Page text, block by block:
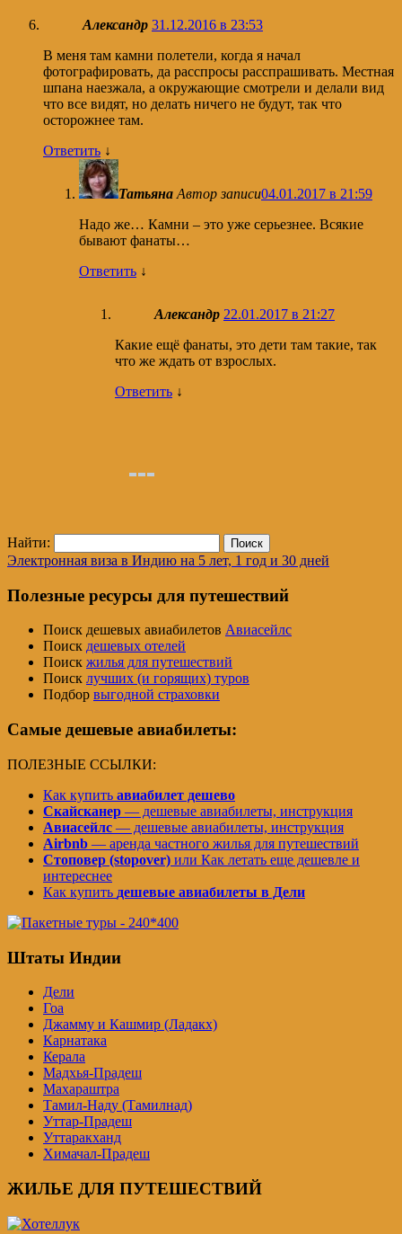
Александр 31.12.2016 в 23:53
В меня там камни полетели, когда я начал
фотографировать, да расспросы расспрашивать. Местная
шпана наезжала, а окружающие смотрели и делали вид
что все видят, но делать ничего не будут, так что
осторожнее там.
Ответить ↓
Татьяна Автор записи04.01.2017 в 21:59
Надо же… Камни – это уже серьезнее. Всякие
бывают фанаты…
Ответить ↓
Александр 22.01.2017 в 21:27
Какие ещё фанаты, это дети там такие, так
что же ждать от взрослых.
Ответить ↓
Найти:
Электронная виза в Индию на 5 лет, 1 год и 30 дней
Полезные ресурсы для путешествий
Поиск дешевых авиабилетов Авиасейлс
Поиск дешевых отелей
Поиск жилья для путешествий
Поиск лучших (и горящих) туров
Подбор выгодной страховки
Самые дешевые авиабилеты:
ПОЛЕЗНЫЕ ССЫЛКИ:
Как купить авиабилет дешево
Скайсканер — дешевые авиабилеты, инструкция
Авиасейлс — дешевые авиабилеты, инструкция
Airbnb — аренда частного жилья для путешествий
Стоповер (stopover) или Как летать еще дешевле и
интереснее
Как купить дешевые авиабилеты в Дели
Штаты Индии
Дели
Гоа
Джамму и Кашмир (Ладакх)
Карнатака
Керала
Мадхья-Прадеш
Махараштра
Тамил-Наду (Тамилнад)
Уттар-Прадеш
Уттаракханд
Химачал-Прадеш
ЖИЛЬЕ ДЛЯ ПУТЕШЕСТВИЙ